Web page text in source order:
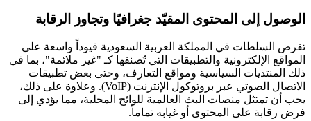
الوصول إلى المحتوى المقيّد جغرافيًا وتجاوز الرقابة
تفرض السلطات في المملكة العربية السعودية قيوداً واسعة على
المواقع الإلكترونية والتطبيقات التي تُصنفها كـ "غير ملائمة"، بما في
ذلك المنتديات السياسية ومواقع التعارف، وحتى بعض تطبيقات
الاتصال الصوتي عبر بروتوكول الإنترنت (VoIP). وعلاوة على ذلك،
يجب أن تمتثل منصات البث العالمية للوائح المحلية، مما يؤدي إلى
فرض رقابة على المحتوى أو غيابه تماماً.